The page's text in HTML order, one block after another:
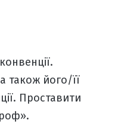
також його/її
Проставити
».